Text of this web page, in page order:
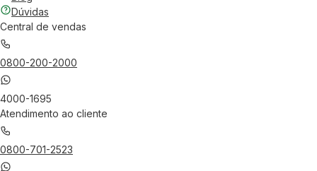
Dúvidas
Central de vendas
0800-200-2000
4000-1695
Atendimento ao cliente
0800-701-2523